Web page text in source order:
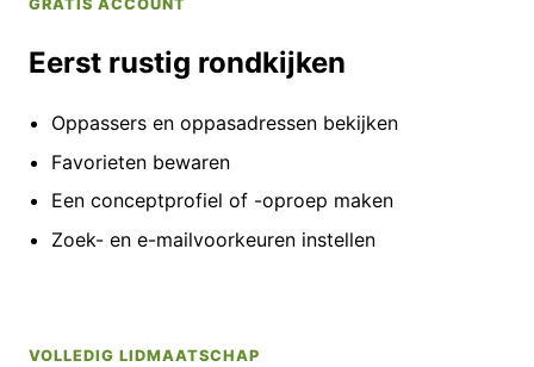
GRATIS ACCOUNT
Eerst rustig rondkijken
Oppassers en oppasadressen bekijken
Favorieten bewaren
Een conceptprofiel of -oproep maken
Zoek- en e-mailvoorkeuren instellen
VOLLEDIG LIDMAATSCHAP